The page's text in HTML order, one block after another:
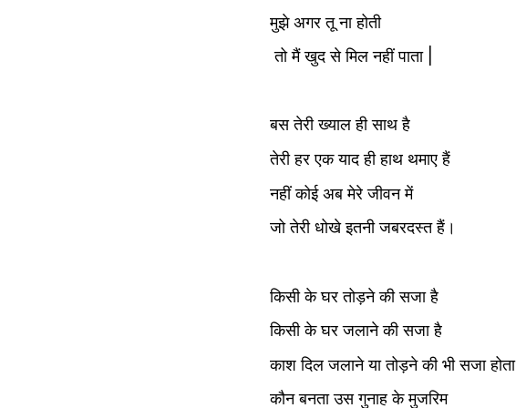
मुझे अगर तू ना होती
तो मैं खुद से मिल नहीं पाता |
बस तेरी ख्याल ही साथ है
तेरी हर एक याद ही हाथ थमाए हैं
नहीं कोई अब मेरे जीवन में
जो तेरी धोखे इतनी जबरदस्त हैं।
किसी के घर तोड़ने की सजा है
किसी के घर जलाने की सजा है
काश दिल जलाने या तोड़ने की भी सजा होता
कौन बनता उस गुनाह के मुजरिम